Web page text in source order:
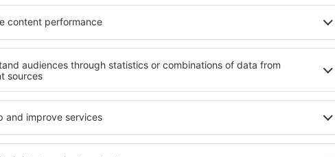
estacionamiento con capacidad para 10 mil vehículos, comunicadas